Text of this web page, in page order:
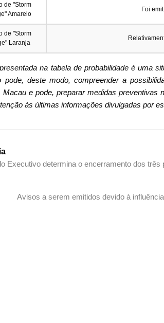
de "Storm
Amarelo
Foi
de "Storm
Laranja
na tabela de probabilidade é uma
pode, deste modo, compreender a
e pode, preparar medidas preventivas
às últimas informações divulgadas por
Executivo determina o encerramento dos
Avisos a serem emitidos devido à